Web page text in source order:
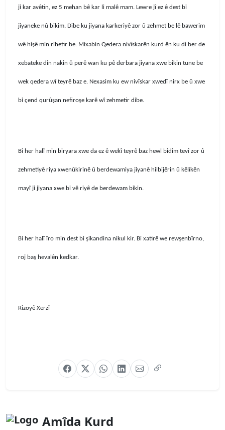
ji kar avêtin, ez 5 mehan bê kar li malê mam. Lewre jî ez ê dest bi
jiyaneke nû bikim. Dibe ku jiyana karkeriyê zor û zehmet be lê bawerim
wê hişê min rihetir be. Mixabin Qedera nivîskarên kurd ên ku di ber de
xebateke din nakin û perê wan ku pê derbara jiyana xwe bikin tune be
wek qedera wî teyrê baz e. Nexasim ku ew nivîskar xwedî nirx be û xwe
bi çend qurûşan nefiroşe karê wî zehmetir dibe.
Bi her halî min biryara xwe da ez ê wekî teyrê baz hewl bidim tevî zor û
zehmetiyê riya xwenûkirinê û berdewamiya jiyanê hilbijêrin û kêlîkên
mayî ji jiyana xwe bi vê riyê de berdewam bikin.
Bi her halî îro min dest bi şikandina nikul kir. Bi xatirê we rewşenbîrno,
roj baş hevalên kedkar.
Rizoyê Xerzî
Amîda Kurd